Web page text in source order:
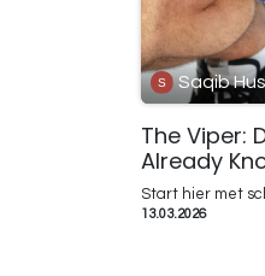
Saqib
The Viper:
Already
Start hier met
13.03.2026